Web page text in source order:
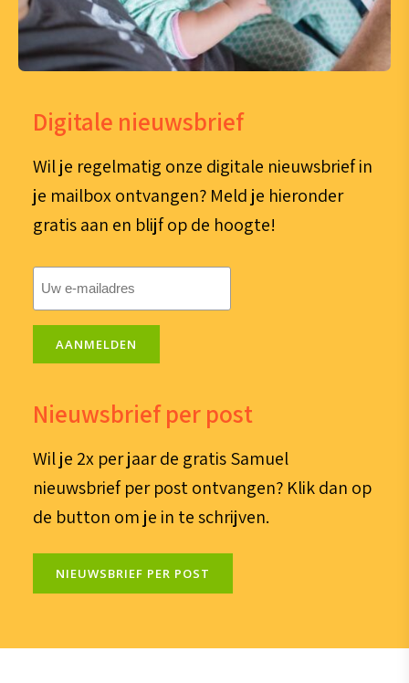
Digitale nieuwsbrief
Wil je regelmatig onze digitale nieuwsbrief in
je mailbox ontvangen? Meld je hieronder
gratis aan en blijf op de hoogte!
AANMELDEN
Nieuwsbrief per post
Wil je 2x per jaar de gratis Samuel
nieuwsbrief per post ontvangen? Klik dan op
de button om je in te schrijven.
NIEUWSBRIEF PER POST